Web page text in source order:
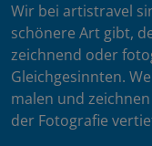
Wir bei artistravel
schönere Art gibt,
zeichnend oder
Gleichgesinnten.
malen und
der Fotografie